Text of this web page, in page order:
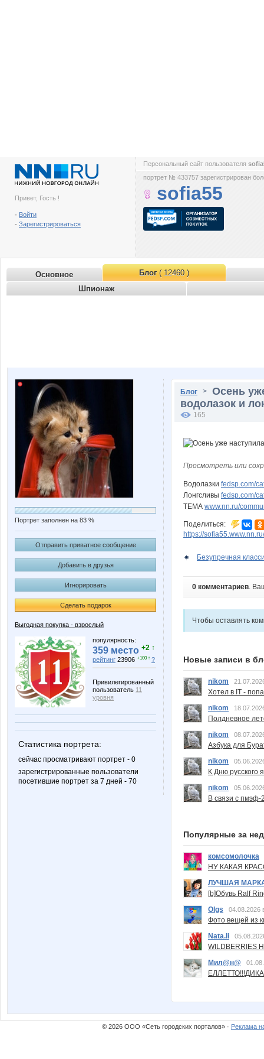
Привет, Гость !
- Войти
- Зарегистрироваться
Персональный сайт пользователя
портрет № 433757 зарегистрирован
sofia55
Основное Блог( 12460 )
Шпионаж
Портрет заполнен на 83 %
Отправить приватное сообщение
Добавить в друзья
Игнорировать
Сделать подарок
Выгодная покупка - взрослый
популярность:
359 место +2 ↑
рейтинг 23906 +100 ↑ ?
Привилегированный
пользователь 11
уровня
Статистика портрета:
сейчас просматривают портрет - 0
зарегистрированные пользователи
посетившие портрет за 7 дней - 70
Блог > Осень
водолазок и
165
Просмотреть или
Водолазки fedsp.com/
Лонгсливы fedsp.com/
ТЕМА www.nn.ru/
Поделиться:
https://
Безупречная
0 комментариев.
Чтобы оставлять
Новые записи в
nikom
Хотел в IT -
nikom
Полдневное
nikom
Азбука для
nikom
К Дню русского
nikom
В связи с пмэф-
Популярные за
комсомолочка
НУ КАКАЯ
ЛУЧШАЯ
[b]Обувь Ralf
Olgs
04.08.2026
Фото вещей из
Nata.li
Мил@н@
© 2026 ООО «Сеть городских порталов» · Реклама